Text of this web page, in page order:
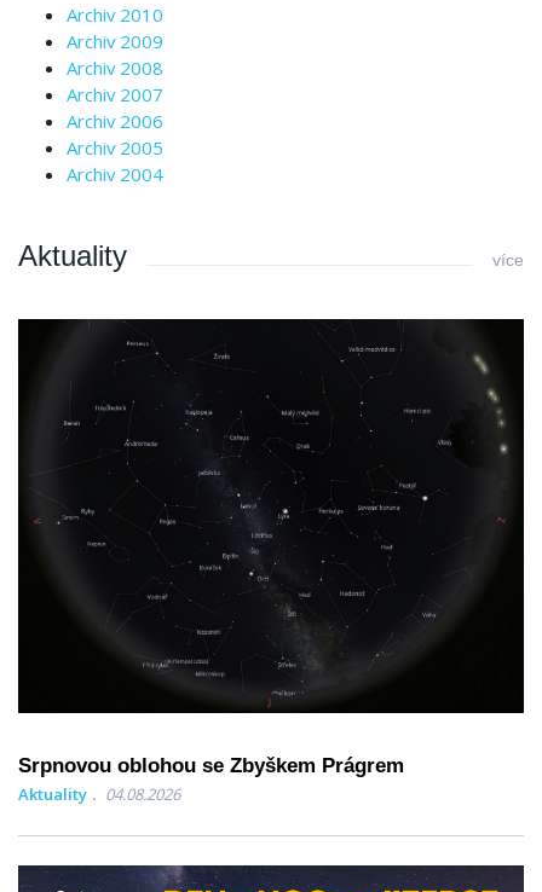
Archiv 2010
Archiv 2009
Archiv 2008
Archiv 2007
Archiv 2006
Archiv 2005
Archiv 2004
Aktuality více
Srpnovou oblohou se Zbyškem Prágrem
Aktuality 04.08.2026